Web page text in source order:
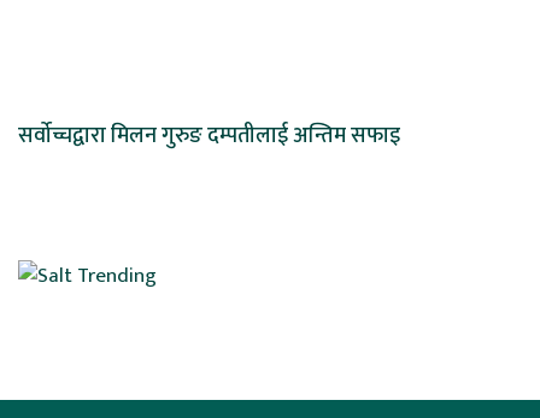
सर्वोच्चद्वारा मिलन गुरुङ दम्पतीलाई अन्तिम सफाइ